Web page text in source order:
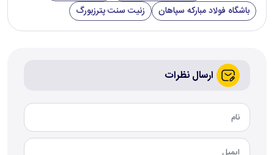
باشگاه فولاد مبارکه سپاهان
زنیت سنت پترزبورگ
ارسال نظرات